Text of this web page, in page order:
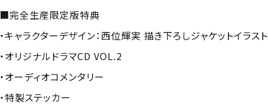
■完全生産限定版特典
・キャラクターデザイン：西位輝実 描き下ろしジャケットイラスト
・オリジナルドラマCD VOL.2
・オーディオコメンタリー
・特製ステッカー